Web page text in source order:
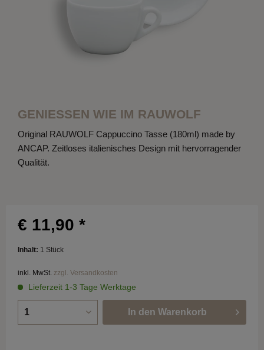
GENIESSEN WIE IM RAUWOLF
Original RAUWOLF Cappuccino Tasse (180ml) made by
ANCAP. Zeitloses italienisches Design mit hervorragender
Qualität.
€ 11,90 *
Inhalt: 1 Stück
inkl. MwSt. zzgl. Versandkosten
Lieferzeit 1-3 Tage Werktage
In den Warenkorb